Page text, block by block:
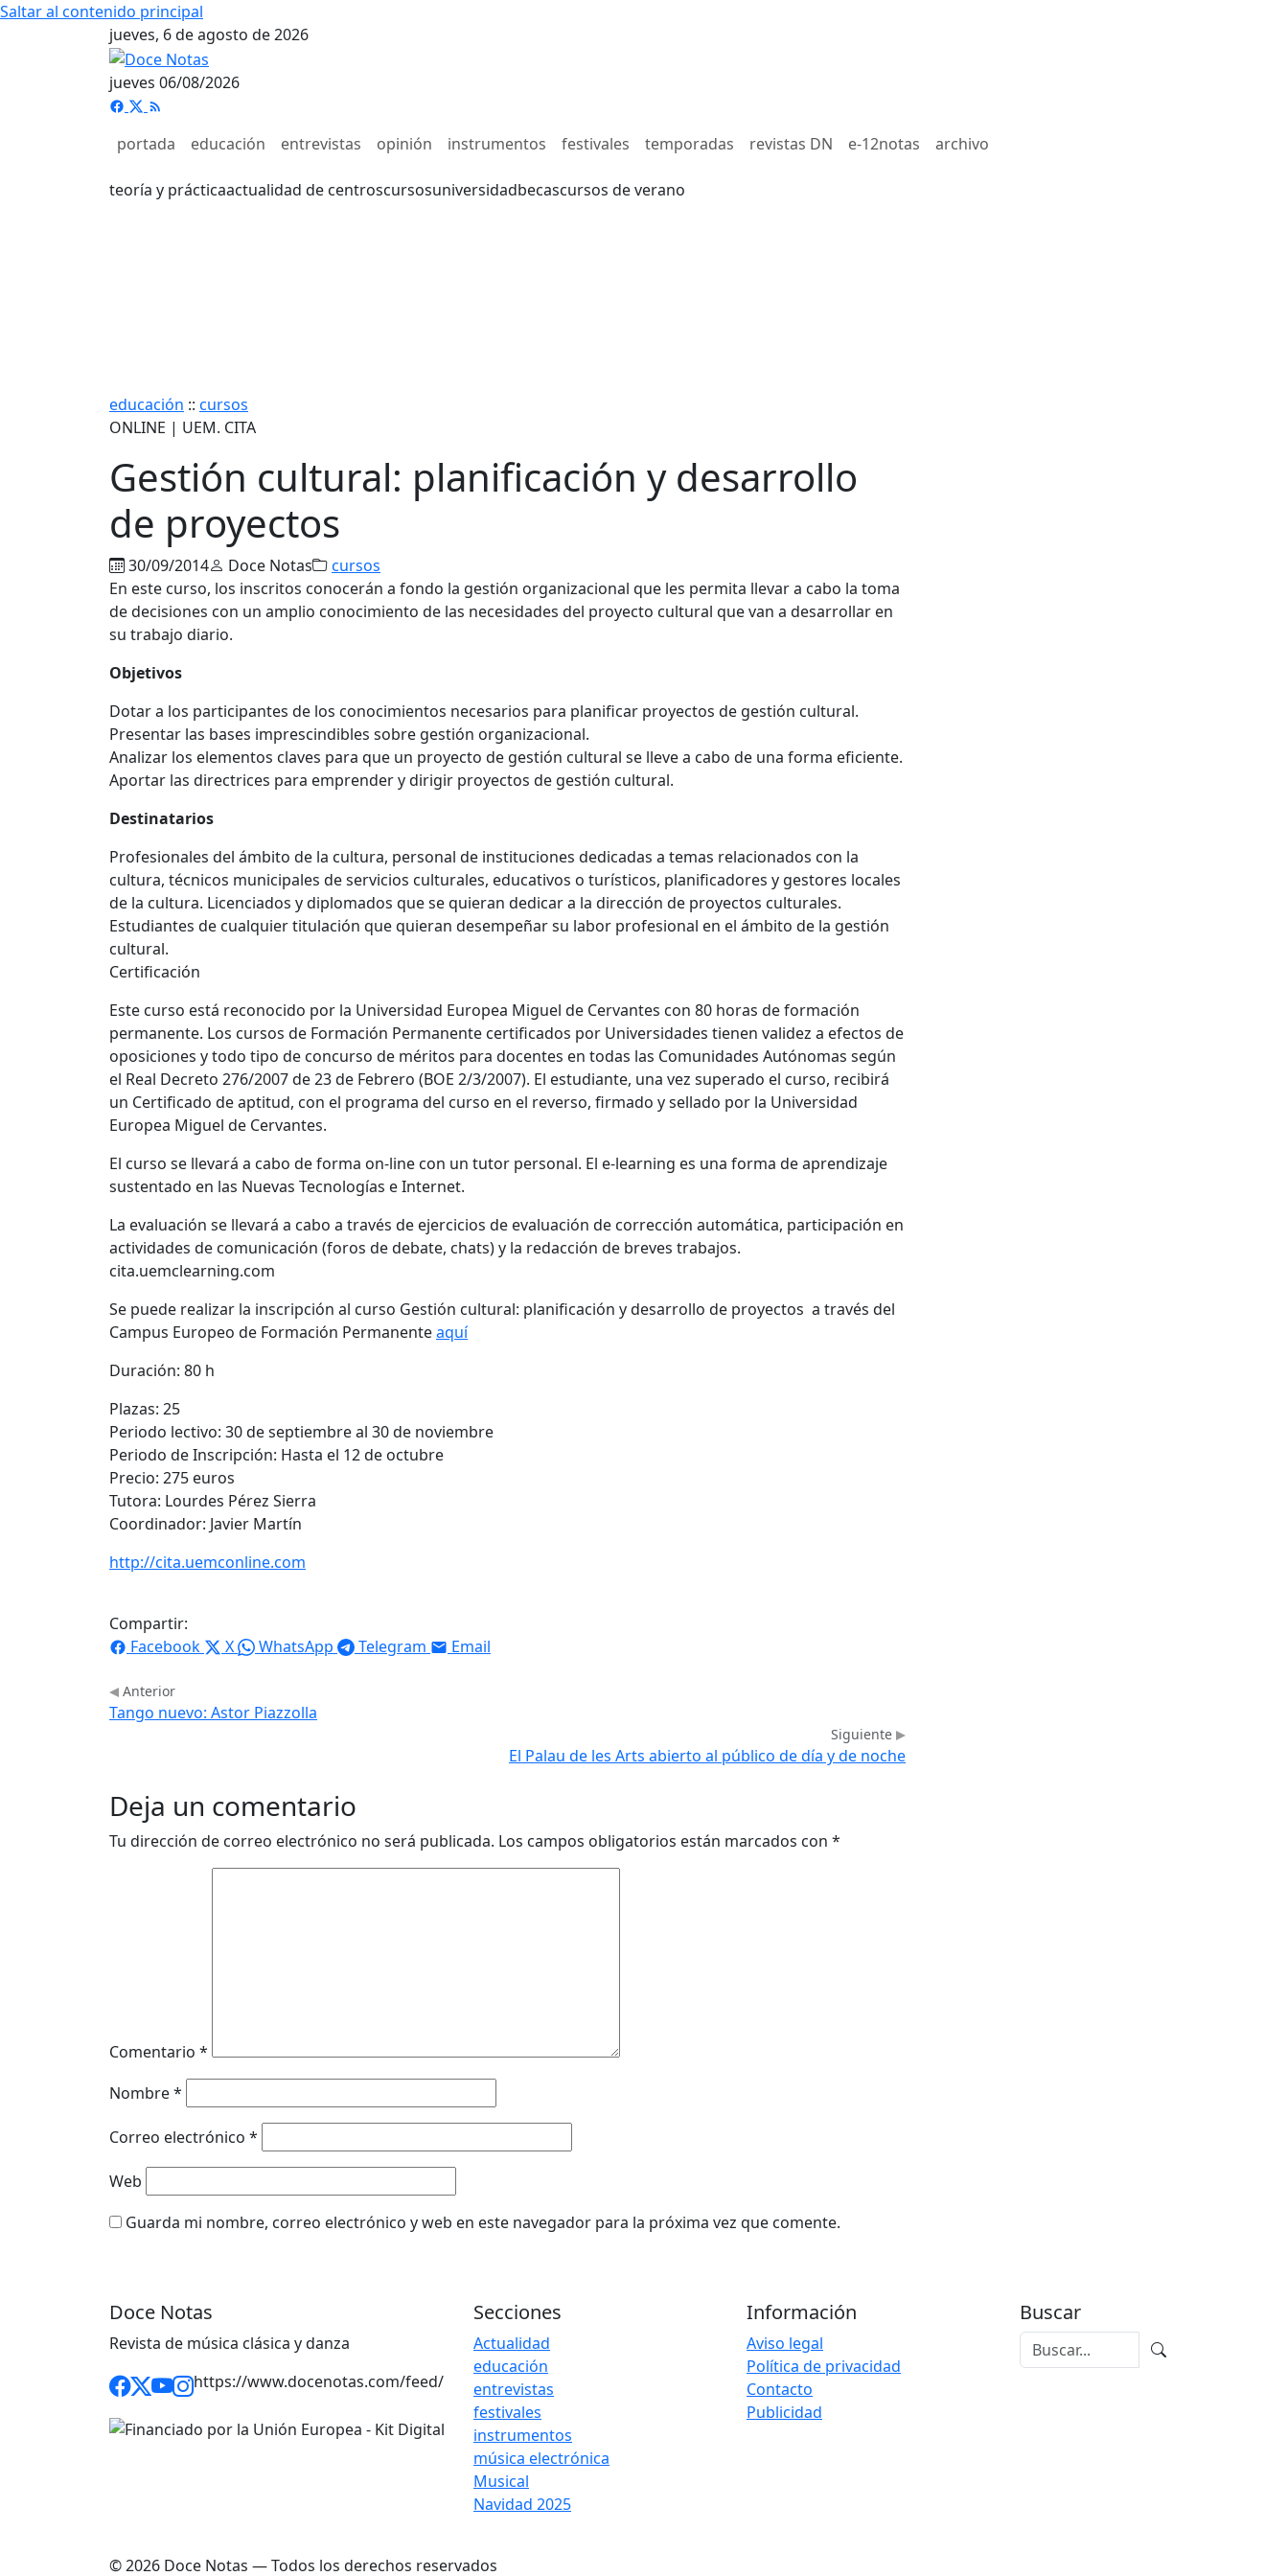
Saltar al contenido principal
jueves, 6 de agosto de 2026
jueves 06/08/2026
portada educación entrevistas opinión instrumentos festivales temporadas revistas DN e-12notas archivo
teoría y prácticaactualidad de centroscursosuniversidadbecascursos de verano
educación :: cursos
ONLINE | UEM. CITA
Gestión cultural: planificación y desarrollo
de proyectos
30/09/2014 Doce Notas
cursos
En este curso, los inscritos conocerán a fondo la gestión organizacional que les permita llevar a cabo la toma
de decisiones con un amplio conocimiento de las necesidades del proyecto cultural que van a desarrollar en
su trabajo diario.
Objetivos
Dotar a los participantes de los conocimientos necesarios para planificar proyectos de gestión cultural.
Presentar las bases imprescindibles sobre gestión organizacional.
Analizar los elementos claves para que un proyecto de gestión cultural se lleve a cabo de una forma eficiente.
Aportar las directrices para emprender y dirigir proyectos de gestión cultural.
Destinatarios
Profesionales del ámbito de la cultura, personal de instituciones dedicadas a temas relacionados con la
cultura, técnicos municipales de servicios culturales, educativos o turísticos, planificadores y gestores locales
de la cultura. Licenciados y diplomados que se quieran dedicar a la dirección de proyectos culturales.
Estudiantes de cualquier titulación que quieran desempeñar su labor profesional en el ámbito de la gestión
cultural.
Certificación
Este curso está reconocido por la Universidad Europea Miguel de Cervantes con 80 horas de formación
permanente. Los cursos de Formación Permanente certificados por Universidades tienen validez a efectos de
oposiciones y todo tipo de concurso de méritos para docentes en todas las Comunidades Autónomas según
el Real Decreto 276/2007 de 23 de Febrero (BOE 2/3/2007). El estudiante, una vez superado el curso, recibirá
un Certificado de aptitud, con el programa del curso en el reverso, firmado y sellado por la Universidad
Europea Miguel de Cervantes.
El curso se llevará a cabo de forma on-line con un tutor personal. El e-learning es una forma de aprendizaje
sustentado en las Nuevas Tecnologías e Internet.
La evaluación se llevará a cabo a través de ejercicios de evaluación de corrección automática, participación en
actividades de comunicación (foros de debate, chats) y la redacción de breves trabajos.
cita.uemclearning.com
Se puede realizar la inscripción al curso Gestión cultural: planificación y desarrollo de proyectos a través del
Campus Europeo de Formación Permanenteaquí
Duración: 80 h
Plazas: 25
Periodo lectivo: 30 de septiembre al 30 de noviembre
Periodo de Inscripción: Hasta el 12 de octubre
Precio: 275 euros
Tutora: Lourdes Pérez Sierra
Coordinador: Javier Martín
http://cita.uemconline.com
Compartir:
Facebook
X WhatsApp Telegram Email
Anterior
Tango nuevo: Astor Piazzolla
Siguiente
El Palau de les Arts abierto al público de día y de noche
Deja un comentario
Tu dirección de correo electrónico no será publicada. Los campos obligatorios están marcados con *
Comentario *
Nombre*
Correo electrónico *
Web
Guarda mi nombre, correo electrónico y web en este navegador para la próxima vez que comente.
Doce Notas
Revista de música clásica y danza
https://www.docenotas.com/feed/
Secciones
Actualidad
educación
entrevistas
festivales
instrumentos
música electrónica
Musical
Navidad 2025
Información
Aviso legal
Política de privacidad
Contacto
Publicidad
Buscar
© 2026 Doce Notas — Todos los derechos reservados